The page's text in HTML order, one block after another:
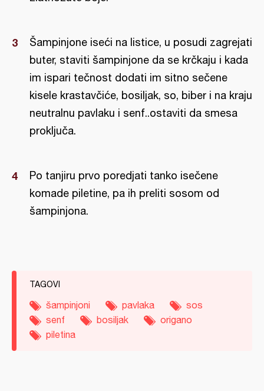
Šampinjone iseći na listice, u posudi zagrejati
buter, staviti šampinjone da se krčkaju i kada
im ispari tečnost dodati im sitno sečene
kisele krastavčiće, bosiljak, so, biber i na kraju
neutralnu pavlaku i senf..ostaviti da smesa
proključa.
Po tanjiru prvo poredjati tanko isečene
komade piletine, pa ih preliti sosom od
šampinjona.
TAGOVI
šampinjoni pavlaka
sos
senf
bosiljak
origano
piletina